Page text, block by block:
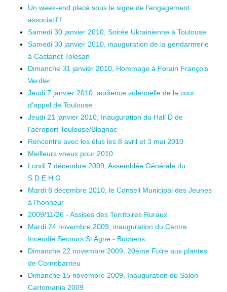
Un week-end placé sous le signe de l'engagement
associatif !
Samedi 30 janvier 2010, Soirée Ukrainienne à Toulouse
Samedi 30 janvier 2010, inauguration de la gendarmerie
à Castanet Tolosan
Dimanche 31 janvier 2010, Hommage à Forain François
Verdier
Jeudi 7 janvier 2010, audience solennelle de la cour
d'appel de Toulouse
Jeudi 21 janvier 2010, Inauguration du Hall D de
l'aéroport Toulouse/Blagnac
Rencontre avec les élus les 8 avril et 3 mai 2010
Meilleurs voeux pour 2010
Lundi 7 décembre 2009, Assemblée Générale du
S.D.E.H.G.
Mardi 8 décembre 2010, le Conseil Municipal des Jeunes
à l'honneur
2009/11/26 - Assises des Territoires Ruraux
Mardi 24 novembre 2009, inauguration du Centre
Incendie Secours St Agne - Buchens
Dimanche 22 novembre 2009, 20ème Foire aux plantes
de Cornebarrieu
Dimanche 15 novembre 2009, Inauguration du Salon
Cartomania 2009